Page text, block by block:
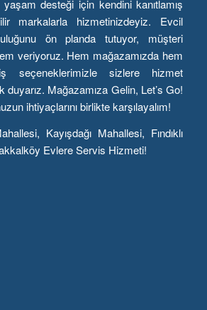
yaşam desteği için kendini kanıtlamış
markalarla hizmetinizdeyiz. Evcil
ön planda tutuyor, müşteri
veriyoruz. Hem mağazamızda hem
seçeneklerimizle sizlere hizmet
Mağazamıza Gelin, Let’s Go!
ihtiyaçlarını birlikte karşılayalım!
Kayışdağı Mahallesi, Fındıklı
Evlere Servis Hizmeti!